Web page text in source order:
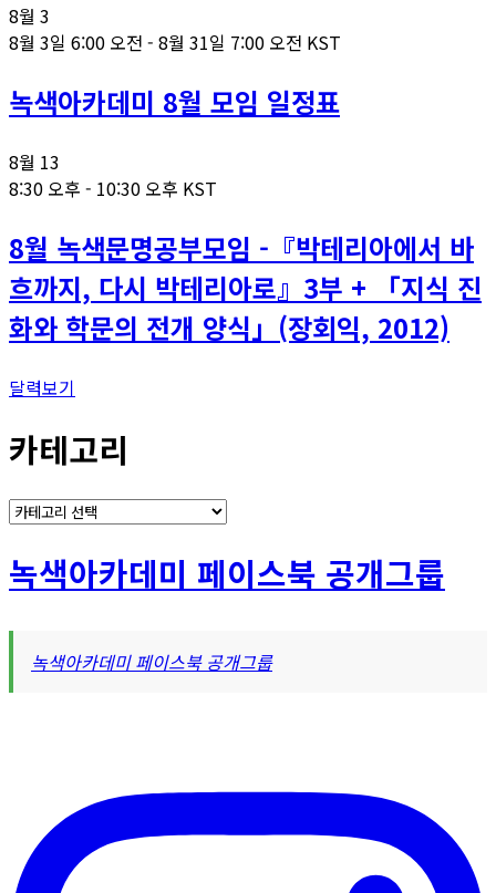
8월 3
8월 3일 6:00 오전 - 8월 31일 7:00 오전 KST
녹색아카데미 8월 모임 일정표
8월 13
8:30 오후 - 10:30 오후 KST
8월 녹색문명공부모임 -『박테리아에서 바
흐까지, 다시 박테리아로』3부 + 「지식 진
화와 학문의 전개 양식」(장회익, 2012)
달력보기
카테고리
카
고
리
녹색아카데미 페이스북 공개그룹
녹색아카데미 페이스북 공개그룹